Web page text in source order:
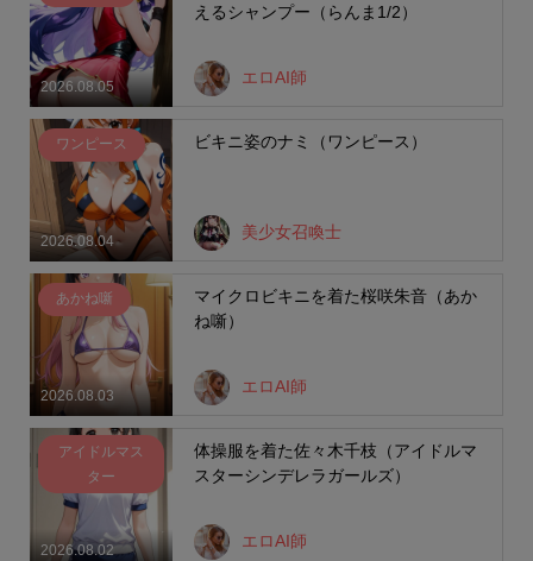
2026.08.05
えるシャンプー（らんま1/2）
エロAI師
2026.08.04
ワンピース ビキニ姿のナミ（ワンピース）
美少女召喚士
2026.08.03
あかね噺
マイクロビキニを着た桜咲朱音（あか
ね噺）
エロAI師
2026.08.02
アイドルマス
ター
体操服を着た佐々木千枝（アイドルマ
スターシンデレラガールズ）
エロAI師